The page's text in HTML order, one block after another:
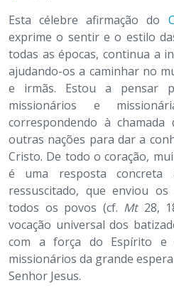
Esta célebre afirmação do
exprime o sentir e o estilo
todas as épocas, continua a
ajudando-os a caminhar no
e irmãs. Estou a pensar
missionários e
correspondendo à
outras nações para dar a
Cristo. De todo o coração,
é uma resposta concreta
ressuscitado, que enviou
todos os povos (cf. Mt28,
vocação universal dos
com a força do Espírito e
missionários da grande
Senhor Jesus.